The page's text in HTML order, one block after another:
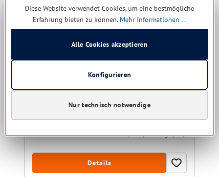
Nitril Handschuh puderfrei, L
Sofort verfügbar, Lieferzeit: 1-5 Tage
20,03 €(82.18% gespart)
Details
Diese Website verwendet Cookies, um eine bestmögliche
Erfahrung bieten zu können. Mehr Informationen ...
Nur technisch notwendige
Konfigurieren
Alle Cookies akzeptieren